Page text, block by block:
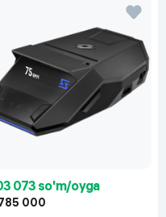
073 so'm/oyga
000